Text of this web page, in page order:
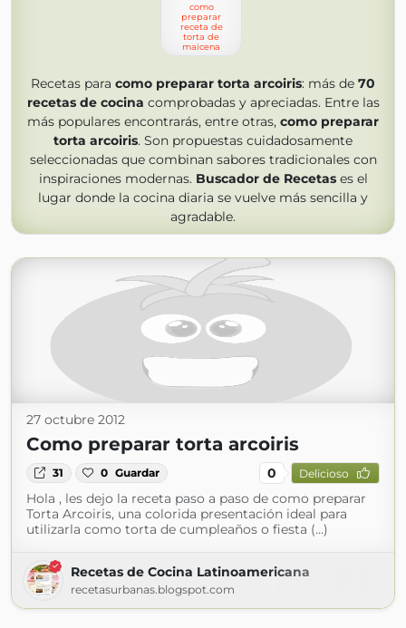
como
preparar
receta de
torta de
maicena
Recetas para como preparar torta arcoiris: más de 70
recetas de cocina comprobadas y apreciadas. Entre las
más populares encontrarás, entre otras, como preparar
torta arcoiris. Son propuestas cuidadosamente
seleccionadas que combinan sabores tradicionales con
inspiraciones modernas. Buscador de Recetases el
lugar donde la cocina diaria se vuelve más sencilla y
agradable.
27 octubre 2012
Como preparar torta arcoiris
31 0 Guardar 0 Delicioso
Hola , les dejo la receta paso a paso de como preparar
Torta Arcoiris, una colorida presentación ideal para
utilizarla como torta de cumpleaños o fiesta (...)
Recetas de Cocina Latinoamericana
recetasurbanas.blogspot.com